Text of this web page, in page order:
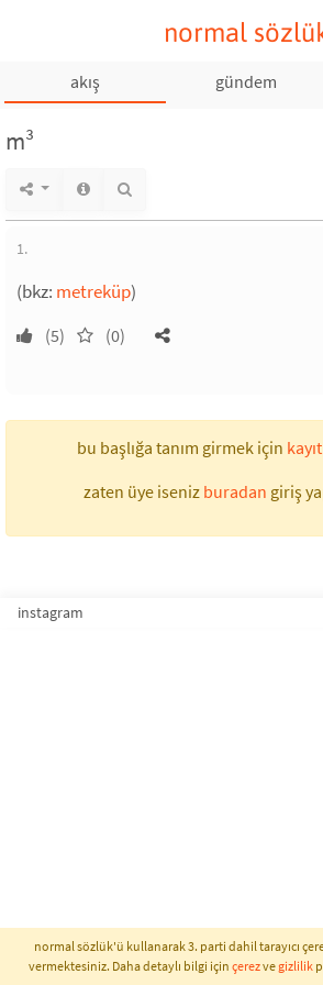
normal
akış gündem
m³
1.
(bkz: metreküp)
(5) (0)
bu başlığa tanım girmek için kayıt
zaten üye iseniz buradan giriş
instagram
normal sözlük'ü kullanarak 3. parti dahil tarayıcı
vermektesiniz. Daha detaylı bilgi için çerezvegizlilik